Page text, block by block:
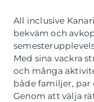
All inclusive
bekväm och
Med sina vackra
och många
både familjer, par
Genom att välja